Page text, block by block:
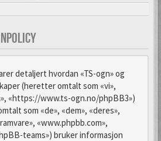
detaljert hvordan «TS-ogn» og
(heretter omtalt som «vi»,
«https://www.ts-ogn.no/phpBB3»)
som «de», «dem», «deres»,
«www.phpbb.com»,
teams») bruker informasjon